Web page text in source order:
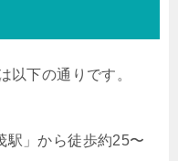
以下の通りです。
駅」から徒歩約25〜